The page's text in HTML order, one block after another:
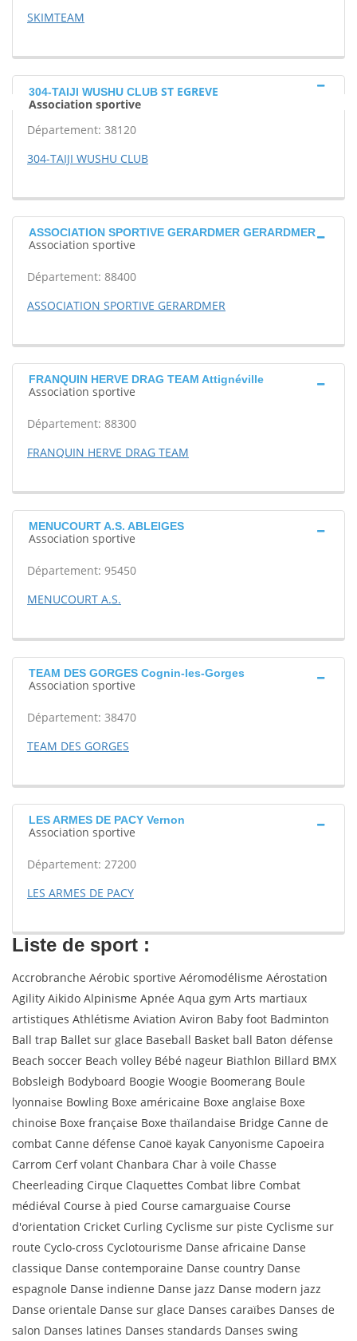
SKIMTEAM
304-TAIJI WUSHU CLUB ST EGREVE
Association sportive
Département: 38120
304-TAIJI WUSHU CLUB
ASSOCIATION SPORTIVE GERARDMER GERARDMER
Association sportive
Département: 88400
ASSOCIATION SPORTIVE GERARDMER
FRANQUIN HERVE DRAG TEAM Attignéville
Association sportive
Département: 88300
FRANQUIN HERVE DRAG TEAM
MENUCOURT A.S. ABLEIGES
Association sportive
Département: 95450
MENUCOURT A.S.
TEAM DES GORGES Cognin-les-Gorges
Association sportive
Département: 38470
TEAM DES GORGES
LES ARMES DE PACY Vernon
Association sportive
Département: 27200
LES ARMES DE PACY
Liste de sport :
Accrobranche Aérobic sportive Aéromodélisme Aérostation
Agility Aikido Alpinisme Apnée Aqua gym Arts martiaux
artistiques Athlétisme Aviation Aviron Baby foot Badminton
Ball trap Ballet sur glace Baseball Basket ball Baton défense
Beach soccer Beach volley Bébé nageur Biathlon Billard BMX
Bobsleigh Bodyboard Boogie Woogie Boomerang Boule
lyonnaise Bowling Boxe américaine Boxe anglaise Boxe
chinoise Boxe française Boxe thaïlandaise Bridge Canne de
combat Canne défense Canoë kayak Canyonisme Capoeira
Carrom Cerf volant Chanbara Char à voile Chasse
Cheerleading Cirque Claquettes Combat libre Combat
médiéval Course à pied Course camarguaise Course
d'orientation Cricket Curling Cyclisme sur piste Cyclisme sur
route Cyclo-cross Cyclotourisme Danse africaine Danse
classique Danse contemporaine Danse country Danse
espagnole Danse indienne Danse jazz Danse modern jazz
Danse orientale Danse sur glace Danses caraïbes Danses de
salon Danses latines Danses standards Danses swing